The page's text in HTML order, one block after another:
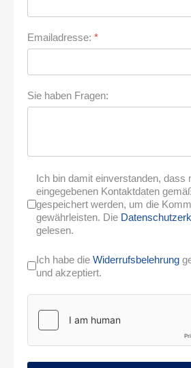
Emailadresse: *
Sie haben Fragen:
Ich bin damit einverstanden, dass
eingegebenen Kontaktdaten
gespeichert werden, um die
gewährleisten. Die
gelesen.
Ich habe die Widerrufsbelehrung
und akzeptiert.